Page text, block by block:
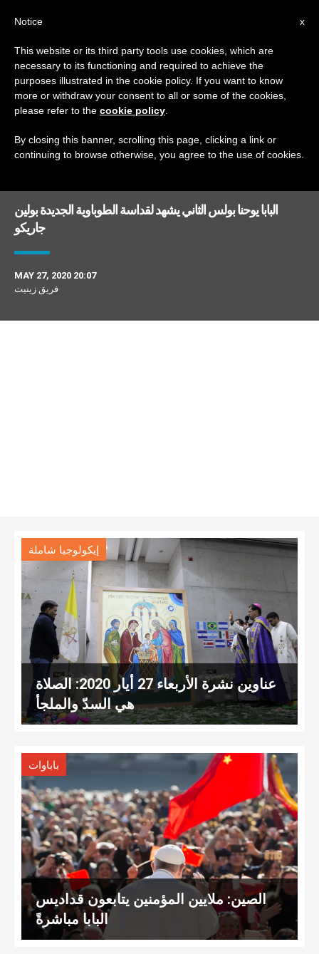
DAY
May 27th, 2020
DERNIÈRES NOUVELLES
البابا يوحنا بولس الثاني يشهد لقداسة الطوباوية الجديدة بولين
جاريكو
MAY 27, 2020 20:07
فريق زينيت
إيكولوجيا شاملة
عناوين نشرة الأربعاء 27 أيار 2020: الصلاة
هي السدّ والملجأ
باباوات
الصين: ملايين المؤمنين يتابعون قداديس
البابا مباشرةً
x
Notice
This website or its third party tools use cookies, which are
necessary to its functioning and required to achieve the
purposes illustrated in the cookie policy. If you want to know
more or withdraw your consent to all or some of the cookies,
please refer to the cookie policy
By closing this banner, scrolling this page, clicking a link or
continuing to browse otherwise, you agree to the use of cookies.